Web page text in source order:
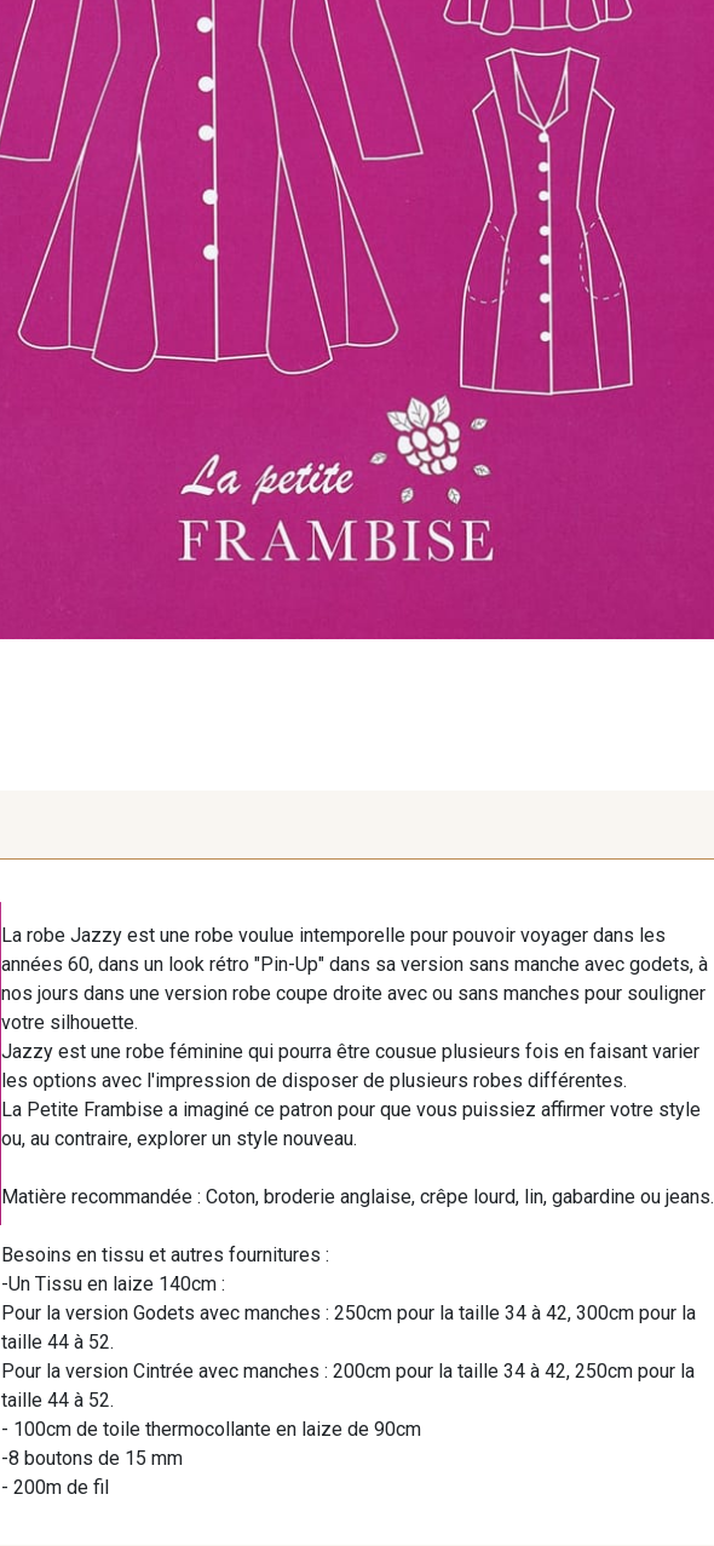
La robe Jazzy est une robe voulue intemporelle pour pouvoir voyager dans les
années 60, dans un look rétro "Pin-Up" dans sa version sans manche avec godets, à
nos jours dans une version robe coupe droite avec ou sans manches pour souligner
votre silhouette.
Jazzy est une robe féminine qui pourra être cousue plusieurs fois en faisant varier
les options avec l'impression de disposer de plusieurs robes différentes.
La Petite Frambise a imaginé ce patron pour que vous puissiez affirmer votre style
ou, au contraire, explorer un style nouveau.
Matière recommandée : Coton, broderie anglaise, crêpe lourd, lin, gabardine ou jeans.
Besoins en tissu et autres fournitures :
-Un Tissu en laize 140cm :
Pour la version Godets avec manches : 250cm pour la taille 34 à 42, 300cm pour la
taille 44 à 52.
Pour la version Cintrée avec manches : 200cm pour la taille 34 à 42, 250cm pour la
taille 44 à 52.
- 100cm de toile thermocollante en laize de 90cm
-8 boutons de 15 mm
- 200m de fil